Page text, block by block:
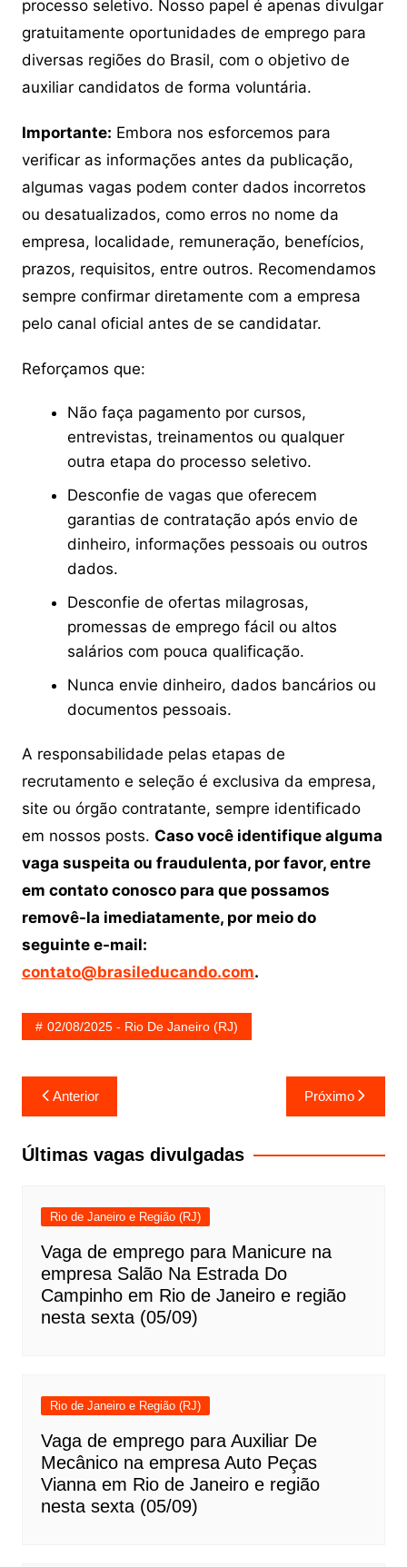
processo seletivo. Nosso papel é apenas divulgar
gratuitamente oportunidades de emprego para
diversas regiões do Brasil, com o objetivo de
auxiliar candidatos de forma voluntária.
Importante: Embora nos esforcemos para
verificar as informações antes da publicação,
algumas vagas podem conter dados incorretos
ou desatualizados, como erros no nome da
empresa, localidade, remuneração, benefícios,
prazos, requisitos, entre outros. Recomendamos
sempre confirmar diretamente com a empresa
pelo canal oficial antes de se candidatar.
Reforçamos que:
Não faça pagamento por cursos,
entrevistas, treinamentos ou qualquer
outra etapa do processo seletivo.
Desconfie de vagas que oferecem
garantias de contratação após envio de
dinheiro, informações pessoais ou outros
dados.
Desconfie de ofertas milagrosas,
promessas de emprego fácil ou altos
salários com pouca qualificação.
Nunca envie dinheiro, dados bancários ou
documentos pessoais.
A responsabilidade pelas etapas de
recrutamento e seleção é exclusiva da empresa,
site ou órgão contratante, sempre identificado
em nossos posts. Caso você identifique alguma
vaga suspeita ou fraudulenta, por favor, entre
em contato conosco para que possamos
removê-la imediatamente, por meio do
seguinte e-mail:
contato@brasileducando.com.
02/08/2025 - Rio De Janeiro (RJ)
Navegação
de
Post
Anterior Próximo
Últimas vagas divulgadas
Rio de Janeiro e Região (RJ)
Vaga de emprego para Manicure na
empresa Salão Na Estrada Do
Campinho em Rio de Janeiro e região
nesta sexta (05/09)
Rio de Janeiro e Região (RJ)
Vaga de emprego para Auxiliar De
Mecânico na empresa Auto Peças
Vianna em Rio de Janeiro e região
nesta sexta (05/09)